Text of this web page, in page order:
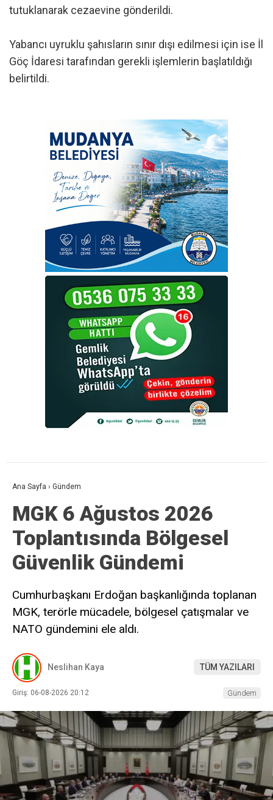
tutuklanarak cezaevine gönderildi.
Yabancı uyruklu şahısların sınır dışı edilmesi için ise İl
Göç İdaresi tarafından gerekli işlemlerin başlatıldığı
belirtildi.
Ana Sayfa › Gündem
MGK 6 Ağustos 2026
Toplantısında Bölgesel
Güvenlik Gündemi
Cumhurbaşkanı Erdoğan başkanlığında toplanan
MGK, terörle mücadele, bölgesel çatışmalar ve
NATO gündemini ele aldı.
Neslihan Kaya TÜM YAZILARI
Giriş: 06-08-2026 20:12 Gündem